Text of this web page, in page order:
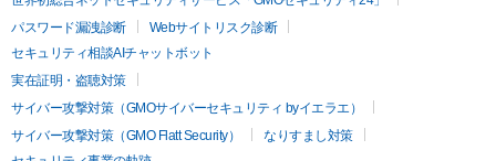
パスワード漏洩診断
Webサイトリスク診断
セキュリティ相談AIチャットボット
実在証明・盗聴対策
サイバー攻撃対策（GMOサイバーセキュリティ byイエラエ）
サイバー攻撃対策（GMO Flatt Security）
なりすまし対策